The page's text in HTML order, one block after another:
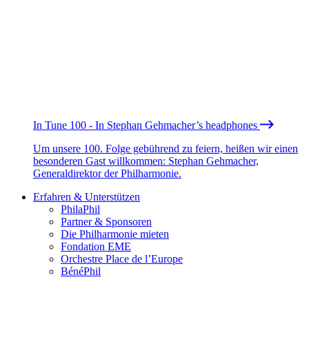
In Tune 100 - In Stephan Gehmacher’s headphones
Um unsere 100. Folge gebührend zu feiern, heißen wir einen
besonderen Gast willkommen: Stephan Gehmacher,
Generaldirektor der Philharmonie.
Erfahren & Unterstützen
PhilaPhil
Partner & Sponsoren
Die Philharmonie mieten
Fondation EME
Orchestre Place de l’Europe
BénéPhil